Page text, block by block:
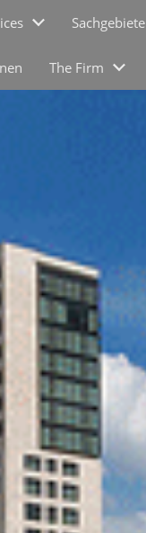
Sachgebiete
The Firm